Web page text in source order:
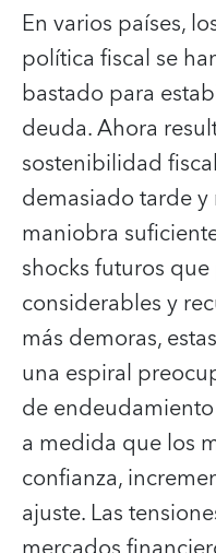
En varios países,
política fiscal se
bastado para
deuda. Ahora
sostenibilidad
demasiado tarde
maniobra
shocks futuros
considerables y
más demoras,
una espiral
de
a medida que los
confianza,
ajuste. Las